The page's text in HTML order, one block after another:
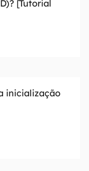
[Tutorial
inicialização